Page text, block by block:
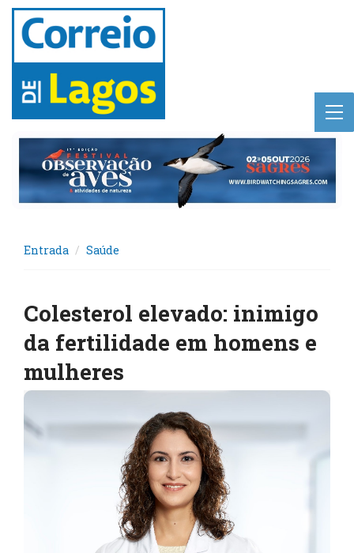
Entrada Saúde
Colesterol elevado: inimigo
da fertilidade em homens e
mulheres